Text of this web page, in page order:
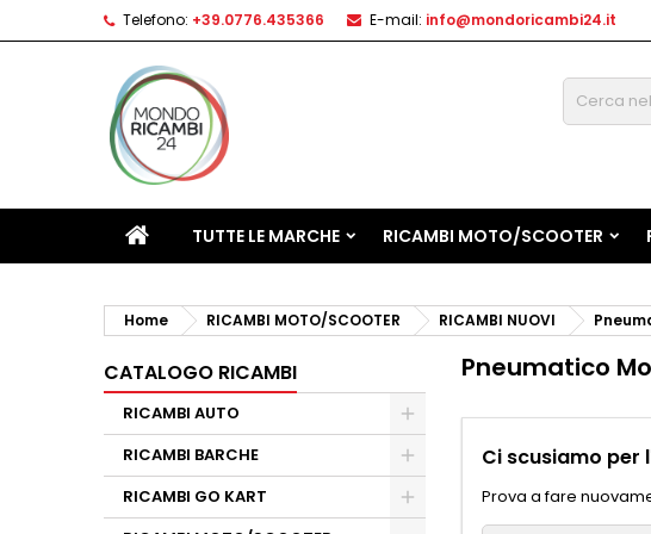
Telefono: +39.0776.435366 E-mail: info@mondoricambi24.it
TUTTE LE MARCHE RICAMBI MOTO/SCOOTER
Home RICAMBI MOTO/SCOOTER RICAMBI NUOVI
CATALOGO RICAMBI
RICAMBI AUTO
RICAMBI BARCHE
RICAMBI GO KART
Pneumatico
Ci scusiamo per
Prova a fare